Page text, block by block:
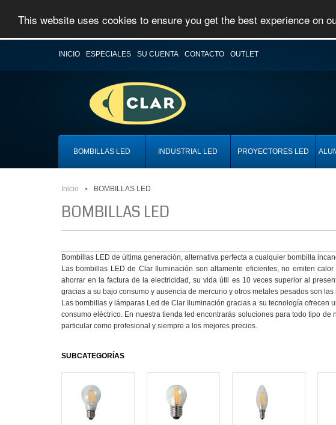
This website uses cookies to ensure you get the best experience on
INICIO ESPECIALES SU CUENTA CONTACTO OUTLET
BOMBILLAS LED INDUSTRIAL LED PROYECTORES LED
Inicio
BOMBILLAS LED
BOMBILLAS LED
Bombillas LED de última generación, alternativa perfecta a cualquier bombilla
Las bombillas LED de Clar Iluminación son altamente eficientes, no emiten
ahorrar en la factura de la electricidad, su vida útil es 10 veces superior al
gracias a su bajo consumo y ausencia de mercurio y otros metales pesados son
Las bombillas y lámparas Led de Clar Iluminación gracias a su tecnología ofrecen
consumo eléctrico. En nuestra tienda led encontrarás soluciones para todo tipo
particular como profesional y siempre a los mejores precios.
SUBCATEGORÍAS